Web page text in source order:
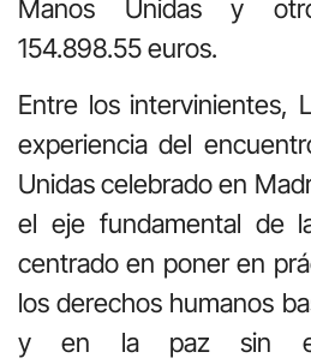
Manos Unidas y
154.898.55 euros.
Entre los intervinientes,
experiencia del
Unidas celebrado en
el eje fundamental de
centrado en poner en
los derechos humanos
y en la paz sin